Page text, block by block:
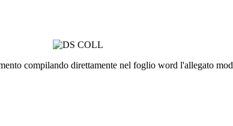
compilando direttamente nel foglio word l'allegato